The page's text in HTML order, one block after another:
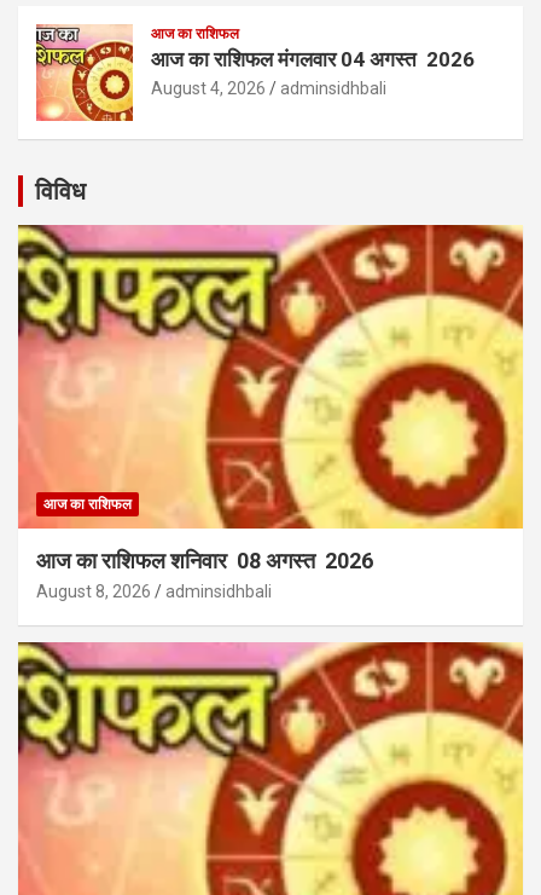
आज का राशिफल
आज का राशिफल मंगलवार 04 अगस्त 2026
August 4, 2026 adminsidhbali
विविध
आज का राशिफल
आज का राशिफल शनिवार 08 अगस्त 2026
August 8, 2026 adminsidhbali